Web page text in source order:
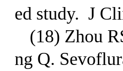
ed study. J
(18) Zhou
ng Q.